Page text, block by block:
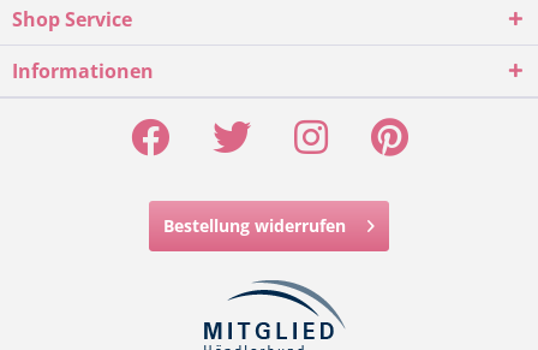
Shop Service
Informationen
Bestellung widerrufen